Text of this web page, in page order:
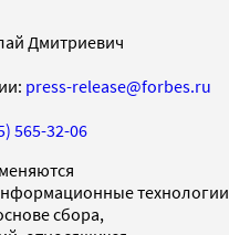
Дмитриевич
press-release@forbes.ru
565-32-06
технологии
сбора,